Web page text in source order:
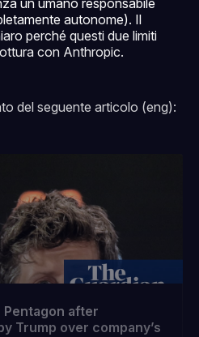
un umano responsabile
autonome). Il
perché questi due limiti
con Anthropic.
del seguente articolo (eng):
after
Trump over company’s